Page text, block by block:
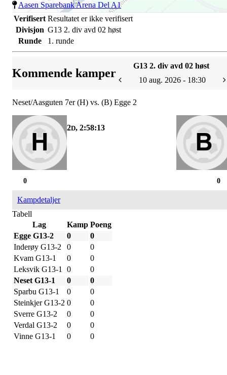
Aasen Sparebank Arena Del A1
Verifisert Resultatet er ikke verifisert
Divisjon G13 2. div avd 02 høst
Runde
1. runde
Kommende kamper
G13 2. div avd 02 høst
10 aug. 2026 - 18:30
Neset/Aasguten 7er (H) vs. (B) Egge 2
2D, 2:58:13
0
0
Kampdetaljer
Tabell
Lag
Kamp Poeng
Egge G13-2
0
0
Inderøy G13-2
0
0
Kvam G13-1
0
0
Leksvik G13-1
0
0
Neset G13-1
0
0
Sparbu G13-1
0
0
Steinkjer G13-2 0
0
Sverre G13-2
0
0
Verdal G13-2
0
0
Vinne G13-1
0 0